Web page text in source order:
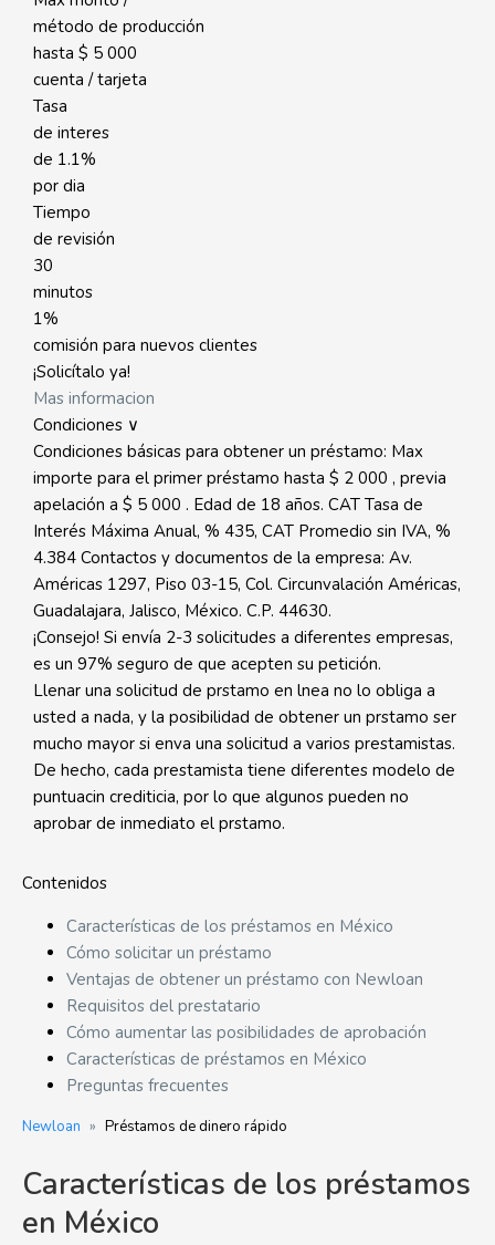
método de producción
hasta $ 5 000
cuenta / tarjeta
Tasa
de interes
de 1.1%
por dia
Tiempo
de revisión
30
minutos
1%
comisión para nuevos clientes
¡Solicítalo ya!
Mas informacion
Condiciones ∨
Condiciones básicas para obtener un préstamo: Max
importe para el primer préstamo hasta $ 2 000 , previa
apelación a $ 5 000 . Edad de 18 años. CAT Tasa de
Interés Máxima Anual, % 435, CAT Promedio sin IVA, %
4.384 Contactos y documentos de la empresa: Av.
Américas 1297, Piso 03-15, Col. Circunvalación Américas,
Guadalajara, Jalisco, México. C.P. 44630.
¡Consejo! Si envía 2-3 solicitudes a diferentes empresas,
es un 97% seguro de que acepten su petición.
Llenar una solicitud de prstamo en lnea no lo obliga a
usted a nada, y la posibilidad de obtener un prstamo ser
mucho mayor si enva una solicitud a varios prestamistas.
De hecho, cada prestamista tiene diferentes modelo de
puntuacin crediticia, por lo que algunos pueden no
aprobar de inmediato el prstamo.
Contenidos
Características de los préstamos en México
Cómo solicitar un préstamo
Ventajas de obtener un préstamo con Newloan
Requisitos del prestatario
Cómo aumentar las posibilidades de aprobación
Características de préstamos en México
Preguntas frecuentes
Newloan » Préstamos de dinero rápido
Características de los préstamos
en México